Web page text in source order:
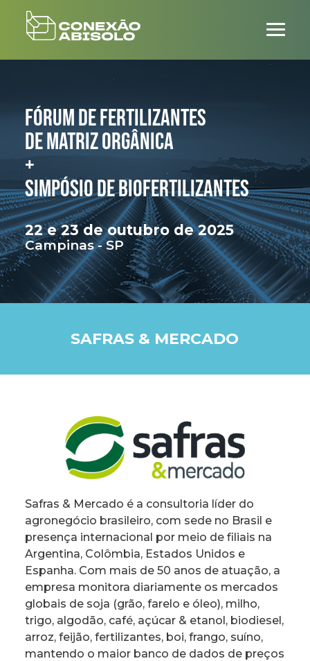
FÓRUM DE FERTILIZANTES
DE MATRIZ ORGÂNICA
+
SIMPÓSIO DE BIOFERTILIZANTES
22 e 23de outubrode 2025
Campinas - SP
SAFRAS & MERCADO
Safras & Mercado é a consultoria líder do
agronegócio brasileiro, com sede no Brasil e
presença internacional por meio de filiais na
Argentina, Colômbia, Estados Unidos e
Espanha. Com mais de 50 anos de atuação, a
empresa monitora diariamente os mercados
globais de soja (grão, farelo e óleo), milho,
trigo, algodão, café, açúcar & etanol, biodiesel,
arroz, feijão, fertilizantes, boi, frango, suíno,
mantendo o maior banco de dados de preços